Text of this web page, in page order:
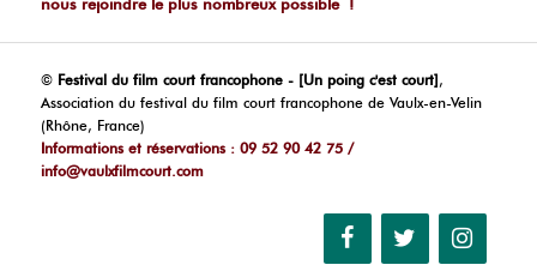
© Festival du film court francophone - [Un poing c'est court],
Association du festival du film court francophone de Vaulx-en-Velin
(Rhône, France)
Informations et réservations : 09 52 90 42 75 /
info@vaulxfilmcourt.com